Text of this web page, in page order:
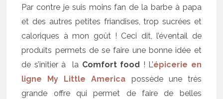
Par contre je suis moins fan de la barbe à papa
et des autres petites friandises, trop sucrées et
caloriques à mon goût ! Ceci dit, l’éventail de
produits permets de se faire une bonne idée et
de s’initier à la Comfort food ! L’épicerie en
ligne My Little America possède une très
grande offre qui permet de faire de belles